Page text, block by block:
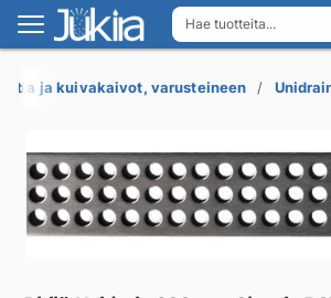
Hae tuotteita...
Siirry
navigointiin
Siirry
sisältöön
ja kuivakaivot, varusteineen